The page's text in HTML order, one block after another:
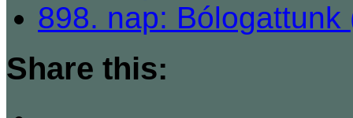
898. nap:
Share this: